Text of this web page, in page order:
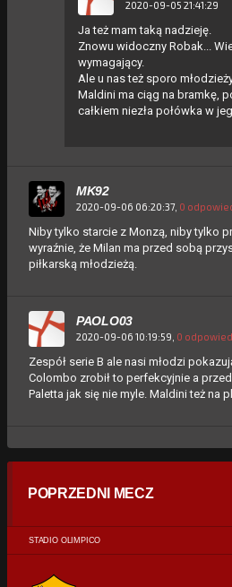
2020-09-05 21:41:29
Ja też mam taką nadzieję.
Znowu widoczny Robak...
wymagający.
Ale u nas też sporo
Maldini ma ciąg na bramkę,
całkiem niezła połówka w
MK92
2020-09-06 06:20:37, 0
Niby tylko starcie z Monzą, niby tylko
wyraźnie, że Milan ma przed sobą
piłkarską młodzieżą.
PAOLO03
2020-09-06 10:19:59, 0
Zespół serie B ale nasi młodzi
Colombo zrobił to perfekcyjnie a
Paletta jak się nie myle. Maldini też na
POPRZEDNI MECZ
STADIO OLIMPICO